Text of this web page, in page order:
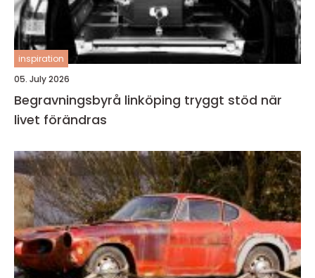
inspiration
05. July 2026
Begravningsbyrå linköping tryggt stöd när
livet förändras